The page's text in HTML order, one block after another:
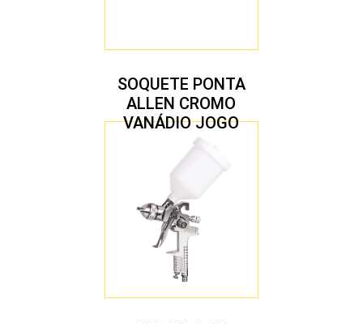
SOQUETE PONTA
ALLEN CROMO
VANÁDIO JOGO
COM 10 PEÇAS